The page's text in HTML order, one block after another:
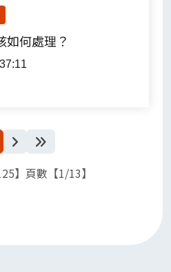
如何處理？
下一頁最後一頁
】頁數【1/13】